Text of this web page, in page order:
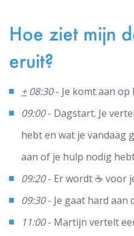
Hoe ziet mijn
eruit?
+08:30- Je komt aan op
09:00- Dagstart. Je
hebt en wat je vandaag
aan of je hulp nodig
09:20- Er wordt ☕ voor
09:30- Je gaat hard aan
11:00- Martijn vertelt